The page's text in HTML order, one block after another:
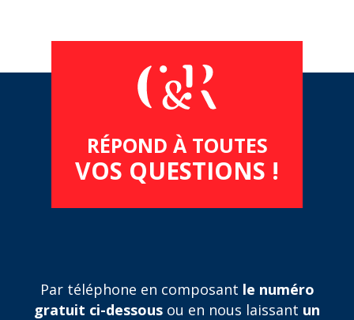
RÉPOND À TOUTES
VOS QUESTIONS !
Par téléphone en composant le numéro
gratuit ci-dessous ou en nous laissant un